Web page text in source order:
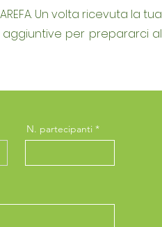
Un volta ricevuta la tua
per prepararci al
N. partecipanti